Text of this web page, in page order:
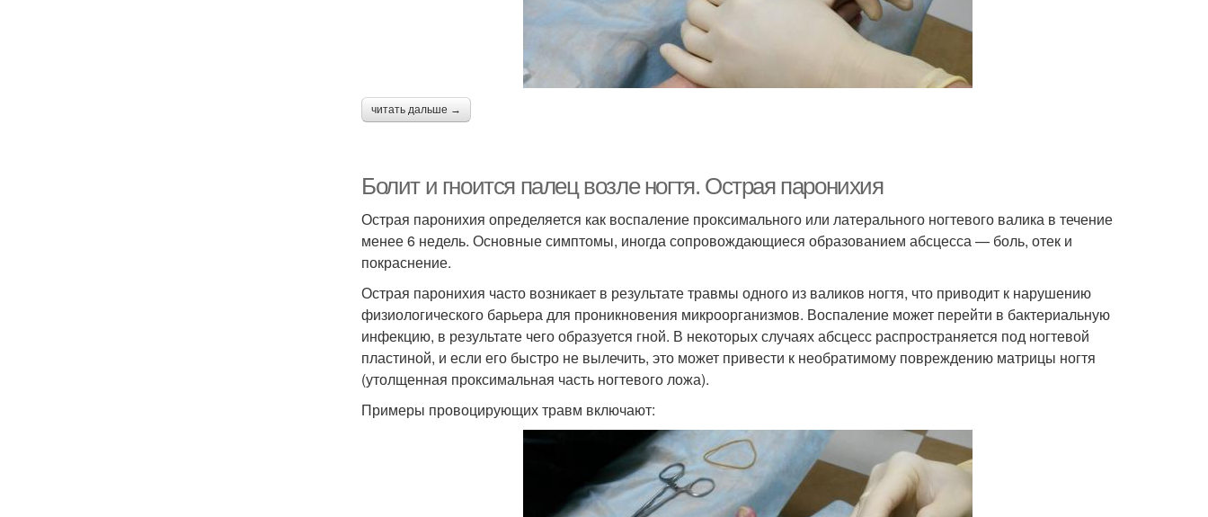
читать дальше →
Болит и гноится палец возле ногтя. Острая паронихия
Острая паронихия определяется как воспаление проксимального или латерального ногтевого валика в течение
менее 6 недель. Основные симптомы, иногда сопровождающиеся образованием абсцесса — боль, отек и
покраснение.
Острая паронихия часто возникает в результате травмы одного из валиков ногтя, что приводит к нарушению
физиологического барьера для проникновения микроорганизмов. Воспаление может перейти в бактериальную
инфекцию, в результате чего образуется гной. В некоторых случаях абсцесс распространяется под ногтевой
пластиной, и если его быстро не вылечить, это может привести к необратимому повреждению матрицы ногтя
(утолщенная проксимальная часть ногтевого ложа).
Примеры провоцирующих травм включают: